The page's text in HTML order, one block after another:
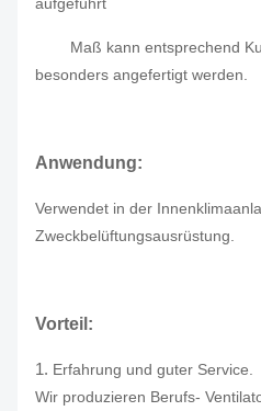
Maß kann entsprechend
besonders angefertigt werden.
Anwendung:
Verwendet in der
Zweckbelüftungsausrüstung.
Vorteil:
1. Erfahrung und guter Service.
Wir produzieren Berufs-